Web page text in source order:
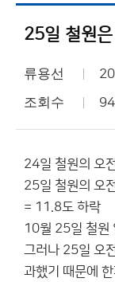
류용선
조회수
24일 철원의 오
25일 철원의 오
= 11.8도 하락
10월 25일 철원
그러나 25일 오
과했기 때문에